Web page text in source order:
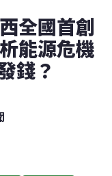
全國首創
能源危機
錢？